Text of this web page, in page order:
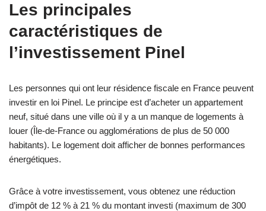
Les principales
caractéristiques de
l’investissement Pinel
Les personnes qui ont leur résidence fiscale en France peuvent
investir en loi Pinel. Le principe est d’acheter un appartement
neuf, situé dans une ville où il y a un manque de logements à
louer (Île-de-France ou agglomérations de plus de 50 000
habitants). Le logement doit afficher de bonnes performances
énergétiques.
Grâce à votre investissement, vous obtenez une réduction
d’impôt de 12 % à 21 % du montant investi (maximum de 300